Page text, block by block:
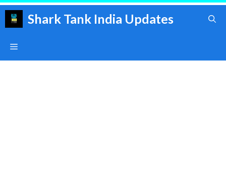
Skip
Shark Tank India Updates
Menu